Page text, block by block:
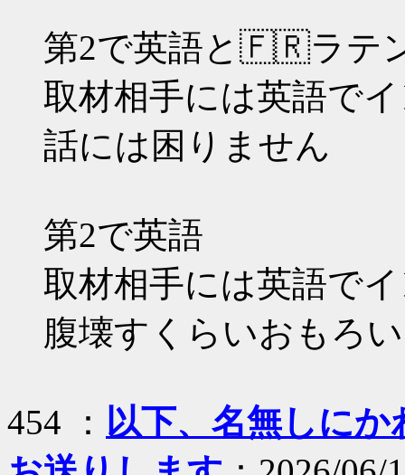
第2で英語と🇫🇷ラテ
取材相手には英語で
話には困りません
第2で英語
取材相手には英語で
腹壊すくらいおもろい
454 ： 以下、名無しに